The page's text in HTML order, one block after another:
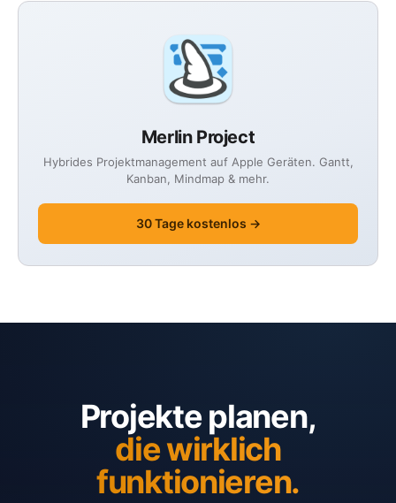
Merlin Project
Hybrides Projektmanagement auf Apple Geräten. Gantt,
Kanban, Mindmap & mehr.
30 Tage kostenlos →
Projekte planen,
die wirklich
funktionieren.